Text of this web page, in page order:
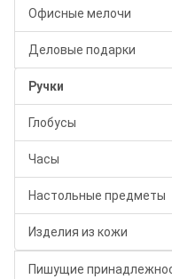
Офисные мелочи
Деловые подарки
Ручки
Глобусы
Часы
Настольные предметы
Изделия из кожи
Пишущие